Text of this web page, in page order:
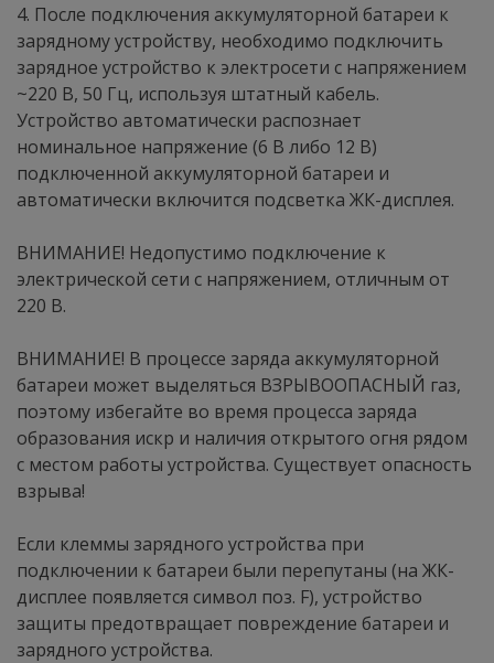
4. После подключения аккумуляторной батареи к
зарядному устройству, необходимо подключить
зарядное устройство к электросети с напряжением
~220 В, 50 Гц, используя штатный кабель.
Устройство автоматически распознает
номинальное напряжение (6 В либо 12 В)
подключенной аккумуляторной батареи и
автоматически включится подсветка ЖК-дисплея.
ВНИМАНИЕ! Недопустимо подключение к
электрической сети с напряжением, отличным от
220 В.
ВНИМАНИЕ! В процессе заряда аккумуляторной
батареи может выделяться ВЗРЫВООПАСНЫЙ газ,
поэтому избегайте во время процесса заряда
образования искр и наличия открытого огня рядом
с местом работы устройства. Существует опасность
взрыва!
Если клеммы зарядного устройства при
подключении к батареи были перепутаны (на ЖК-
дисплее появляется символ поз. F), устройство
защиты предотвращает повреждение батареи и
зарядного устройства.